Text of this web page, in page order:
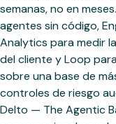
semanas, no en
agentes sin código,
Analytics para medir
del cliente y Loop
sobre una base de
controles de riesgo
Delto — The Agentic